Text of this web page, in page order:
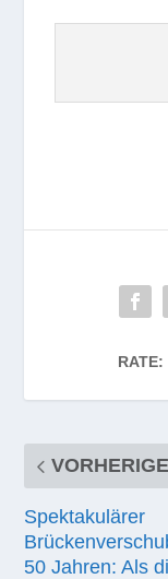
RATE:
VORHERIGE
Spektakulärer
50 Jahren: Als